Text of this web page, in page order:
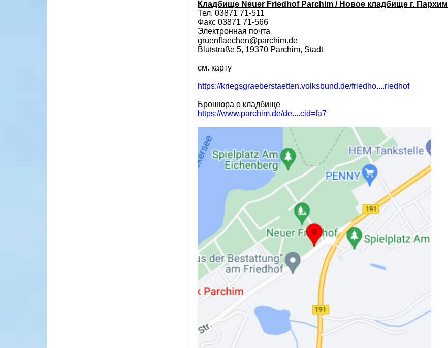
Кладбище Neuer Friedhof Parchim / Новое кладбище г. Пархим
Тел. 03871 71-511
Факс 03871 71-566
Электронная почта
gruenflaechen@parchim.de
Blutstraße 5, 19370 Parchim, Stadt
см. карту
https://kriegsgraeberstaetten.volksbund.de/friedho....riedhof
Брошюра о кладбище
https://www.parchim.de/de....cid=fa7